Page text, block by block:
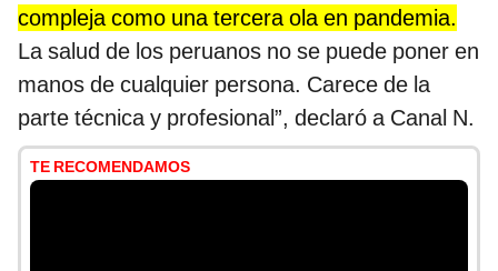
compleja como una tercera ola en pandemia.
La salud de los peruanos no se puede poner en
manos de cualquier persona. Carece de la
parte técnica y profesional”, declaró a Canal N.
TE RECOMENDAMOS